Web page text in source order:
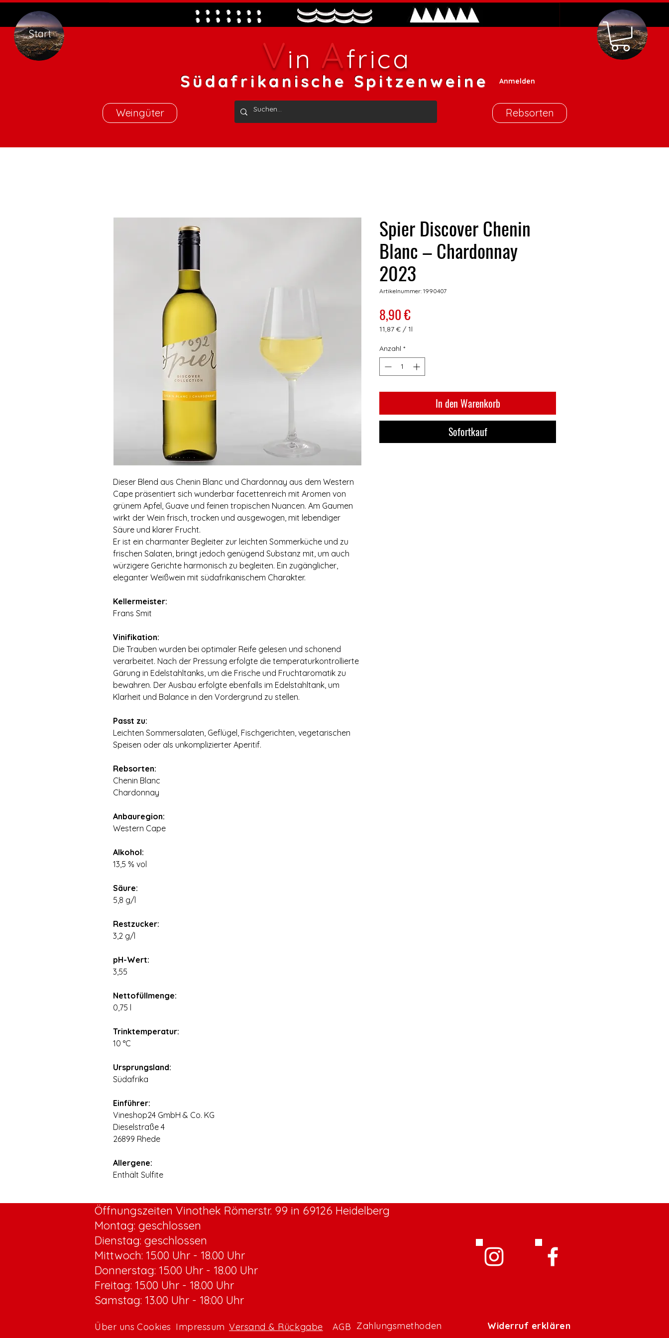
Start
Weingüter
Vin Africa
Südafrikanische Spitzenweine Anmelden
Rebsorten
Dieser Blend aus Chenin Blanc und Chardonnay aus dem Western
Cape präsentiert sich wunderbar facettenreich mit Aromen von
grünem Apfel, Guave und feinen tropischen Nuancen. Am Gaumen
wirkt der Wein frisch, trocken und ausgewogen, mit lebendiger
Säure und klarer Frucht.
Er ist ein charmanter Begleiter zur leichten Sommerküche und zu
frischen Salaten, bringt jedoch genügend Substanz mit, um auch
würzigere Gerichte harmonisch zu begleiten. Ein zugänglicher,
eleganter Weißwein mit südafrikanischem Charakter.
Kellermeister:
Frans Smit
Vinifikation:
Die Trauben wurden bei optimaler Reife gelesen und schonend
verarbeitet. Nach der Pressung erfolgte die temperaturkontrollierte
Gärung in Edelstahltanks, um die Frische und Fruchtaromatik zu
bewahren. Der Ausbau erfolgte ebenfalls im Edelstahltank, um
Klarheit und Balance in den Vordergrund zu stellen.
Passt zu:
Leichten Sommersalaten, Geflügel, Fischgerichten, vegetarischen
Speisen oder als unkomplizierter Aperitif.
Rebsorten:
Chenin Blanc
Chardonnay
Anbauregion:
Western Cape
Alkohol:
13,5 % vol
Säure:
5,8 g/l
Restzucker:
3,2 g/l
pH-Wert:
3,55
Nettofüllmenge:
0,75 l
Trinktemperatur:
10 °C
Ursprungsland:
Südafrika
Einführer:
Vineshop24 GmbH & Co. KG
Dieselstraße 4
26899 Rhede
Allergene:
Enthält Sulfite
Spier Discover Chenin
Blanc – Chardonnay
2023
Artikelnummer: 1990407
8,90 €Preis
11,87 € / 1l
pro
1
Liter
Anzahl *
In den Warenkorb
Sofortkauf
Öffnungszeiten Vinothek Römerstr. 99 in 69126 Heidelberg
Montag: geschlossen
Dienstag: geschlossen
Mittwoch: 15.00 Uhr - 18.00 Uhr
Donnerstag: 15.00 Uhr - 18.00 Uhr
Freitag: 15.00 Uhr - 18.00 Uhr
Samstag: 13.00 Uhr - 18:00 Uhr
Über uns Cookies Impressum Versand & Rückgabe AGB Zahlungsmethoden Widerruf erklären